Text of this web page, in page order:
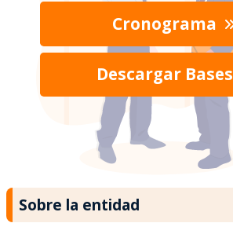
Cronograma
Descargar Bases
Sobre la entidad